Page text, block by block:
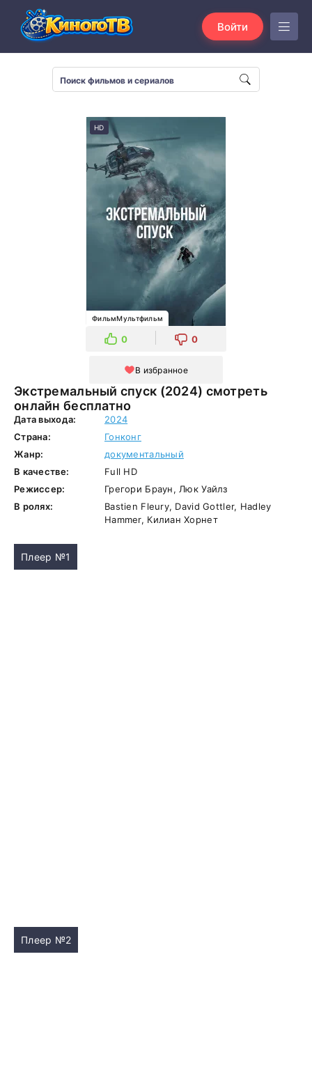
Войти
Экстремальный спуск (2024) смотреть
онлайн бесплатно
HD
ФильмМультфильм
0 0
В избранное
Дата выхода:
2024
Страна:
Гонконг
Жанр:
документальный
В качестве:
Full HD
Режиссер:
Грегори Браун, Люк Уайлз
В ролях:
Bastien Fleury, David Gottler, Hadley
Hammer, Килиан Хорнет
Плеер №1
Плеер №2